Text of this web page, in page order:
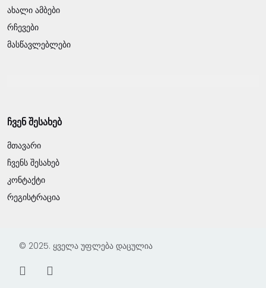
ახალი ამბები
რჩევები
მასწავლებლები
ჩვენ შესახებ
მთავარი
ჩვენს შესახებ
კონტაქტი
რეგისტრაცია
© 2025. ყველა უფლება დაცულია